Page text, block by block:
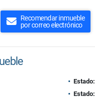
Recomendar inmueble
por correo electrónico
Estado:
Estado: